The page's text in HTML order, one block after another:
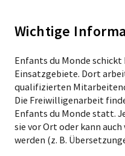
Wichtige
Enfants du Monde
Einsatzgebiete. Dort
qualifizierten
Die Freiwilligenarbeit
Enfants du Monde statt.
sie vor Ort oder kann
werden (z. B.